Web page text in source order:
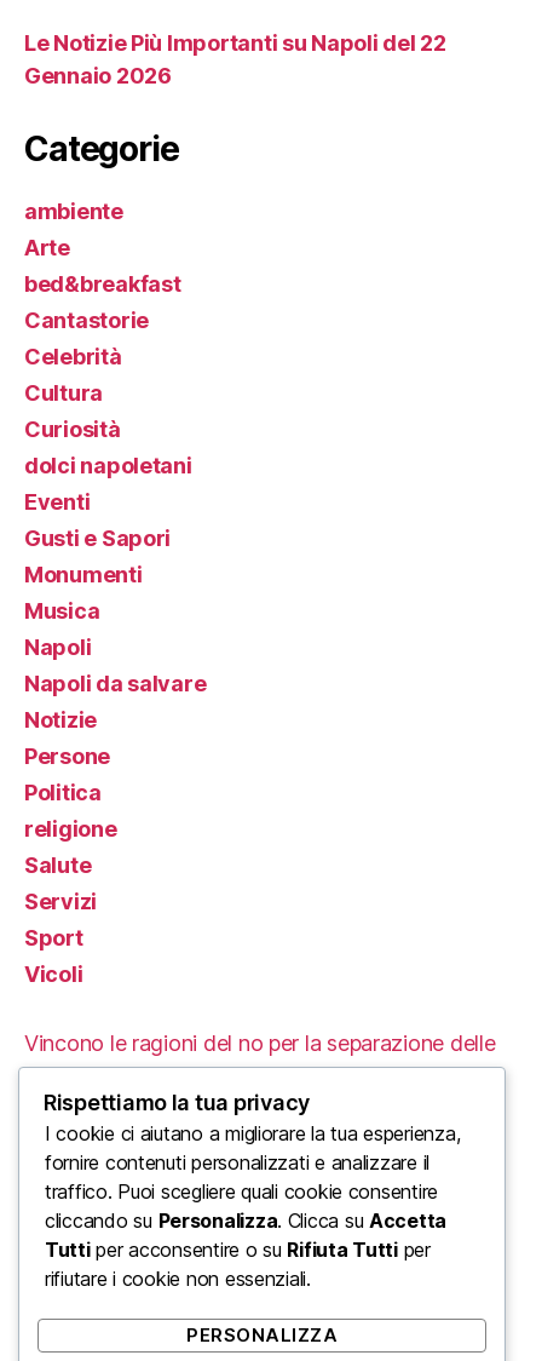
Le Notizie Più Importanti su Napoli del 22
Gennaio 2026
Categorie
ambiente
Arte
bed&breakfast
Cantastorie
Celebrità
Cultura
Curiosità
dolci napoletani
Eventi
Gusti e Sapori
Monumenti
Musica
Napoli
Napoli da salvare
Notizie
Persone
Politica
religione
Salute
Servizi
Sport
Vicoli
Vincono le ragioni del no per la separazione delle
carriere
Le Proteste in Iran: Un’Analisi delle Cause e delle
Conseguenze Tragiche
L’ordine mondiale di Trump: un enorme urlo di
disinformazione di Stato
Rispettiamo la tua privacy
I cookie ci aiutano a migliorare la tua esperienza,
fornire contenuti personalizzati e analizzare il
traffico. Puoi scegliere quali cookie consentire
cliccando su Personalizza. Clicca suAccetta
Tuttiper acconsentire o su Rifiuta Tuttiper
rifiutare i cookie non essenziali.
PERSONALIZZA